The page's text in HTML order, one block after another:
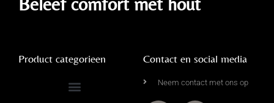
Product categorieen Contact en social media
Neem contact met ons op